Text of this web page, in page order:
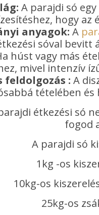
A parajdi só
hogy
anyagok: A
sóval bevitt
húst vagy más
mivel intenzív
feldolgozás : A
tételében és
étkezési só
fogod
A parajdi só
1kg -os
10kg-os
25kg-os